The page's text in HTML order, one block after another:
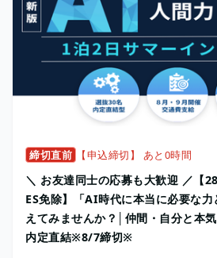
締切直前 【申込締切】 あと0時間
＼ お友達同士の応募も大歓迎 ／【
ES免除】「AI時代に本当に必要な
えてみませんか？│仲間・自分と本
内定直結※8/7締切※